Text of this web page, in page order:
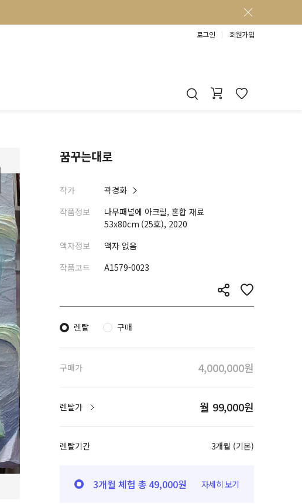
로그인 회원가입
꿈꾸는대로
작가
곽경화
작품정보
나무패널에 아크릴, 혼합 재료
53x80cm (25호), 2020
액자정보
액자 없음
작품코드
A1579-0023
렌탈 구매
구매가 4,000,000원
렌탈가 월 99,000원
렌탈기간 3개월 (기본)
3개월 체험 총 49,000원 자세히 보기